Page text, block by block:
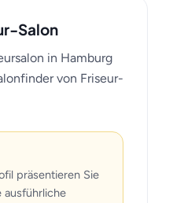
Salon
in Hamburg
von Friseur-
präsentieren Sie
ausführliche